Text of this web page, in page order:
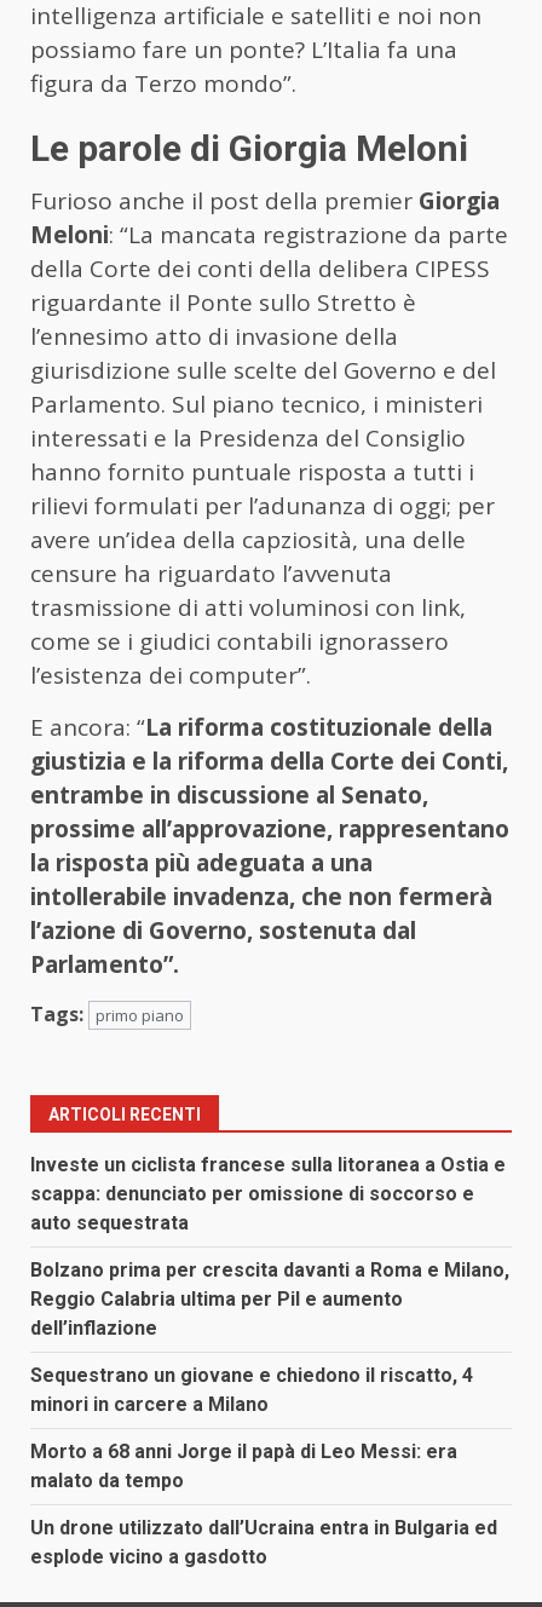
intelligenza artificiale e satelliti e noi non
possiamo fare un ponte? L’Italia fa una
figura da Terzo mondo”.
Le parole di Giorgia Meloni
Furioso anche il post della premier Giorgia
Meloni: “La mancata registrazione da parte
della Corte dei conti della delibera CIPESS
riguardante il Ponte sullo Stretto è
l’ennesimo atto di invasione della
giurisdizione sulle scelte del Governo e del
Parlamento. Sul piano tecnico, i ministeri
interessati e la Presidenza del Consiglio
hanno fornito puntuale risposta a tutti i
rilievi formulati per l’adunanza di oggi; per
avere un’idea della capziosità, una delle
censure ha riguardato l’avvenuta
trasmissione di atti voluminosi con link,
come se i giudici contabili ignorassero
l’esistenza dei computer”.
E ancora: “La riforma costituzionale della
giustizia e la riforma della Corte dei Conti,
entrambe in discussione al Senato,
prossime all’approvazione, rappresentano
la risposta più adeguata a una
intollerabile invadenza, che non fermerà
l’azione di Governo, sostenuta dal
Parlamento”.
Tags: primo piano
ARTICOLI RECENTI
Investe un ciclista francese sulla litoranea a Ostia e
scappa: denunciato per omissione di soccorso e
auto sequestrata
Bolzano prima per crescita davanti a Roma e Milano,
Reggio Calabria ultima per Pil e aumento
dell’inflazione
Sequestrano un giovane e chiedono il riscatto, 4
minori in carcere a Milano
Morto a 68 anni Jorge il papà di Leo Messi: era
malato da tempo
Un drone utilizzato dall’Ucraina entra in Bulgaria ed
esplode vicino a gasdotto